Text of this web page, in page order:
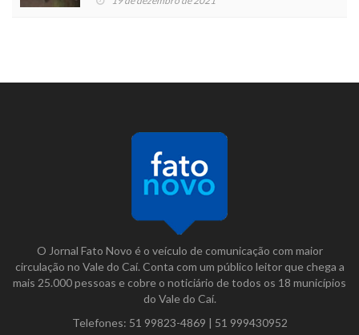
O Jornal Fato Novo é o veículo de comunicação com maior
circulação no Vale do Caí. Conta com um público leitor que chega a
mais 25.000 pessoas e cobre o noticiário de todos os 18 municípios
do Vale do Caí.
Telefones: 51 99823-4869 | 51 999430952